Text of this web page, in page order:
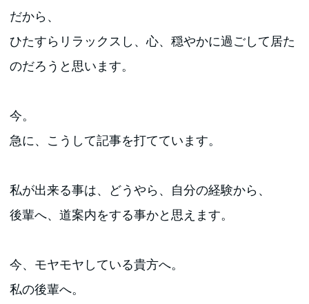
だから、
ひたすらリラックスし、心、穏やかに過ごして居た
のだろうと思います。
今。
急に、こうして記事を打てています。
私が出来る事は、どうやら、自分の経験から、
後輩へ、道案内をする事かと思えます。
今、モヤモヤしている貴方へ。
私の後輩へ。